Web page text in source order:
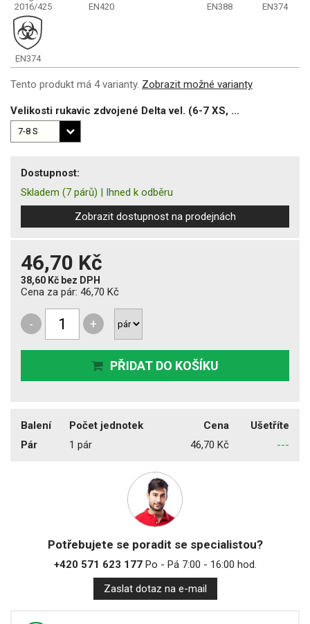
2016/425
EN420
EN388
EN374
EN374
Tento produkt má 4 varianty. Zobrazit možné varianty
Velikosti rukavic zdvojené Delta vel. (6-7 XS, ...
Dostupnost:
Skladem (7 párů) | Ihned k odběru
Zobrazit dostupnost na prodejnách
46,70 Kč
38,60 Kč bez DPH
Cena za pár: 46,70 Kč
- +
PŘIDAT DO KOŠÍKU
Balení Počet jednotek Cena
Ušetříte
Pár
1 pár 46,70 Kč ---
Potřebujete se poradit se specialistou?
+420 571 623 177Po - Pá 7:00 - 16:00 hod.
Zaslat dotaz na e-mail